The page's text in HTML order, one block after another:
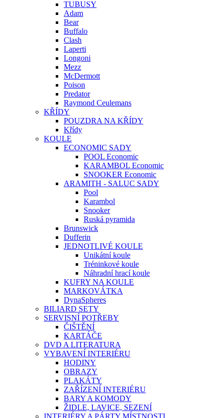
TUBUSY
Adam
Bear
Buffalo
Clash
Laperti
Longoni
Mezz
McDermott
Poison
Predator
Raymond Ceulemans
KŘÍDY
POUZDRA NA KŘÍDY
Křídy
KOULE
ECONOMIC SADY
POOL Economic
KARAMBOL Economic
SNOOKER Economic
ARAMITH - SALUC SADY
Pool
Karambol
Snooker
Ruská pyramida
Brunswick
Dufferin
JEDNOTLIVÉ KOULE
Unikátní koule
Tréninkové koule
Náhradní hrací koule
KUFRY NA KOULE
MARKOVÁTKA
DynaSpheres
BILIARD SETY
SERVISNÍ POTŘEBY
ČIŠTĚNÍ
KARTÁČE
DVD A LITERATURA
VYBAVENÍ INTERIÉRU
HODINY
OBRAZY
PLAKÁTY
ZAŘÍZENÍ INTERIÉRU
BARY A KOMODY
ŽIDLE, LAVICE, SEZENÍ
INTERIÉRY A PÁRTY MÍSTNOSTI